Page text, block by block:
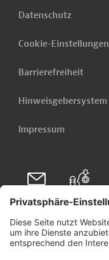
Datenschutz
Cookie-Einstellungen
Barrierefreiheit
Hinweisgebersystem
Impressum
Folgen Sie uns auf